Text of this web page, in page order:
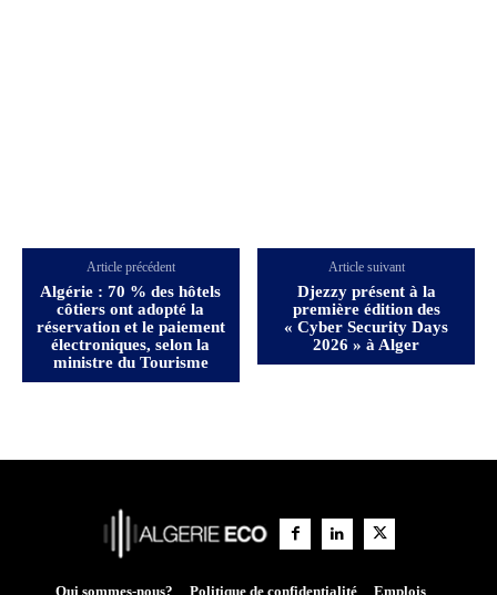
Article précédent
Algérie : 70 % des hôtels
côtiers ont adopté la
réservation et le paiement
électroniques, selon la
ministre du Tourisme
Article suivant
Djezzy présent à la
première édition des
« Cyber Security Days
2026 » à Alger
Qui sommes-nous? Politique de confidentialité Emplois